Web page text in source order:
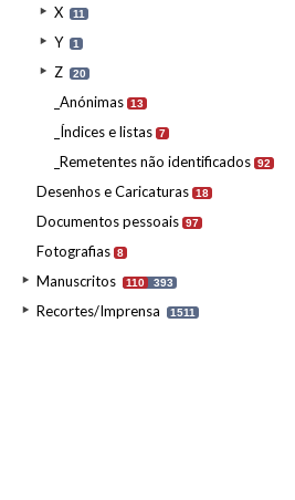
X 11
Y 1
Z 20
_Anónimas 13
_Índices e listas 7
_Remetentes não identificados 92
Desenhos e Caricaturas 18
Documentos pessoais 97
Fotografias 8
Manuscritos 110 393
Recortes/Imprensa 1511